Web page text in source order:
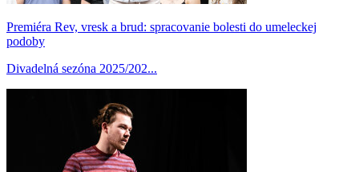
Premiéra Rev, vresk a brud: spracovanie bolesti do umeleckej
podoby
Divadelná sezóna 2025/202...